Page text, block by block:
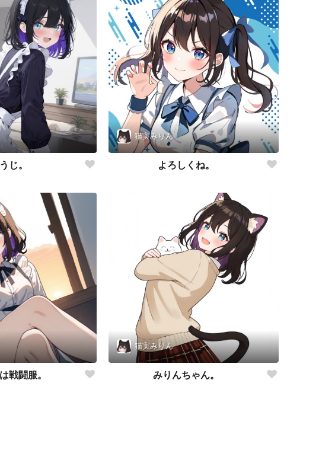
じ。
猫実みりん
よろしくね。
戦闘服。
猫実みりん
みりんちゃん。